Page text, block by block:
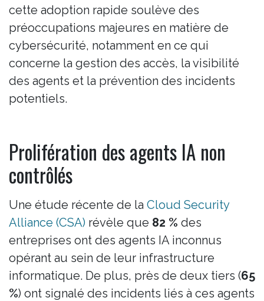
cette adoption rapide soulève des
préoccupations majeures en matière de
cybersécurité, notamment en ce qui
concerne la gestion des accès, la visibilité
des agents et la prévention des incidents
potentiels.
Prolifération des agents IA non
contrôlés
Une étude récente de la Cloud Security
Alliance (CSA) révèle que 82 % des
entreprises ont des agents IA inconnus
opérant au sein de leur infrastructure
informatique. De plus, près de deux tiers (65
%) ont signalé des incidents liés à ces agents